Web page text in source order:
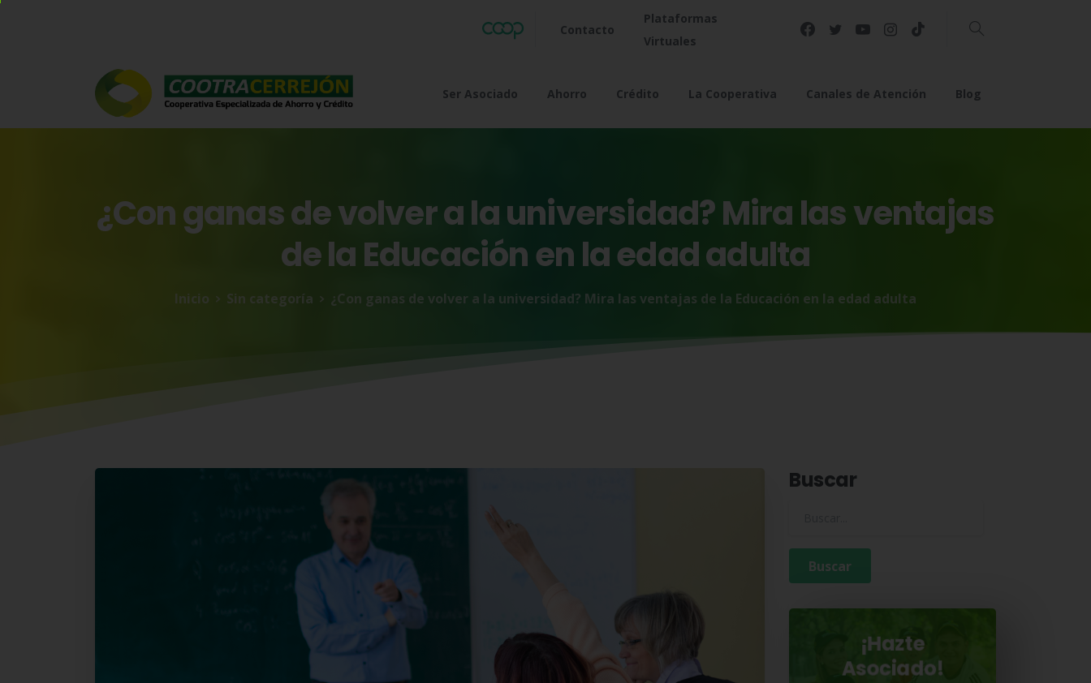
Contacto
Plataformas
Virtuales
Buscar
Ser Asociado Ahorro Crédito La Cooperativa Canales de Atención Blog
¿Conganasdevolveralauniversidad?Miralasventajas
delaEducaciónenlaedadadulta
Inicio Sin categoría ¿Con ganas de volver a la universidad? Mira las ventajas de la Educación en la edad adulta
Buscar
¡Hazte
Asociado!